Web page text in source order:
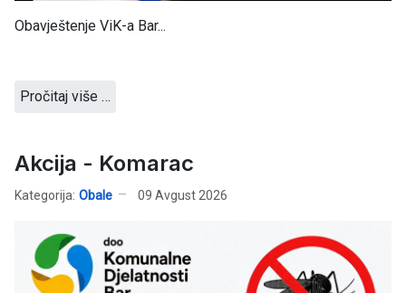
Obavještenje ViK-a Bar...
Pročitaj više …
Akcija - Komarac
Kategorija: Obale 09 Avgust 2026